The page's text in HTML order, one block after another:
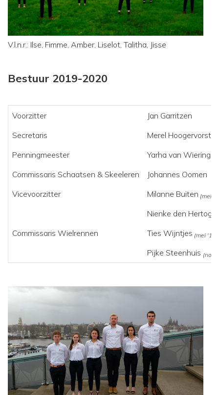
V.l.n.r.: Ilse, Fimme, Amber, Liselot, Talitha, Jisse
Bestuur 2019-2020
Voorzitter
Jan Garritzen
Secretaris
Merel Hoogervorst
Penningmeester
Yarha van Wieringen
Commissaris Schaatsen & Skeeleren
Johannes Oomen
Vicevoorzitter
Milanne Buiten (mei
Nienke den Hertog
Commissaris Wielrennen Ties Wijntjes (mei '19
Pijke Steenhuis (nov